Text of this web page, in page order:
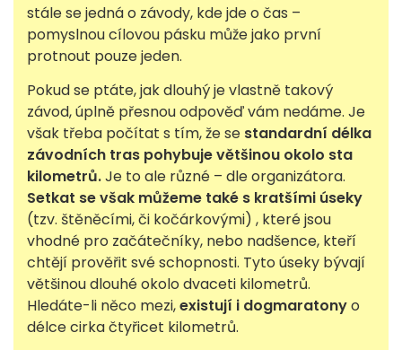
stále se jedná o závody, kde jde o čas –
pomyslnou cílovou pásku může jako první
protnout pouze jeden.
Pokud se ptáte, jak dlouhý je vlastně takový
závod, úplně přesnou odpověď vám nedáme. Je
však třeba počítat s tím, že se standardní délka
závodních tras pohybuje většinou okolo sta
kilometrů.Je to ale různé – dle organizátora.
Setkat se však můžeme také s kratšími úseky
(tzv. štěněcími, či kočárkovými) , které jsou
vhodné pro začátečníky, nebo nadšence, kteří
chtějí prověřit své schopnosti. Tyto úseky bývají
většinou dlouhé okolo dvaceti kilometrů.
Hledáte-li něco mezi,existují i dogmaratonyo
délce cirka čtyřicet kilometrů.